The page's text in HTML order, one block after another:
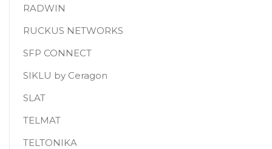
RADWIN
RUCKUS NETWORKS
SFP CONNECT
SIKLU by Ceragon
SLAT
TELMAT
TELTONIKA